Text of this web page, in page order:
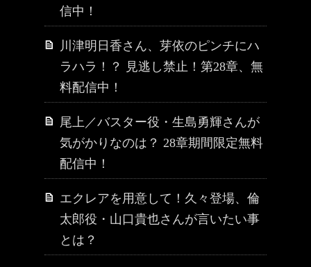
信中！
川津明日香さん、芽依のピンチにハ
ラハラ！？ 見逃し禁止！第28章、無
料配信中！
尾上／バスター役・生島勇輝さんが
気がかりなのは？ 28章期間限定無料
配信中！
エクレアを用意して！久々登場、倫
太郎役・山口貴也さんが言いたい事
とは？